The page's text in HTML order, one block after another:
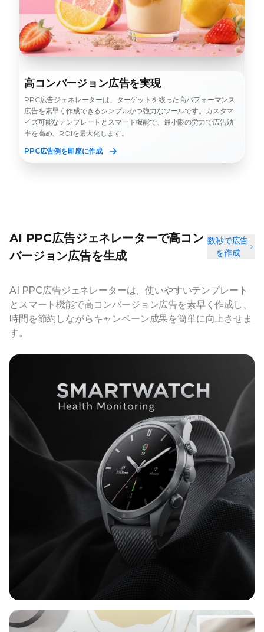
高コンバージョン広告を実現
PPC広告ジェネレーターは、ターゲットを絞った高パフォーマンス
広告を素早く作成できるシンプルかつ強力なツールです。カスタマ
イズ可能なテンプレートとスマート機能で、最小限の労力で広告効
率を高め、ROIを最大化します。
PPC広告例を即座に作成
AI PPC広告ジェネレーターで高コン
バージョン広告を生成
数秒で広告
を作成
AI PPC広告ジェネレーターは、使いやすいテンプレート
とスマート機能で高コンバージョン広告を素早く作成し、
時間を節約しながらキャンペーン成果を簡単に向上させま
す。